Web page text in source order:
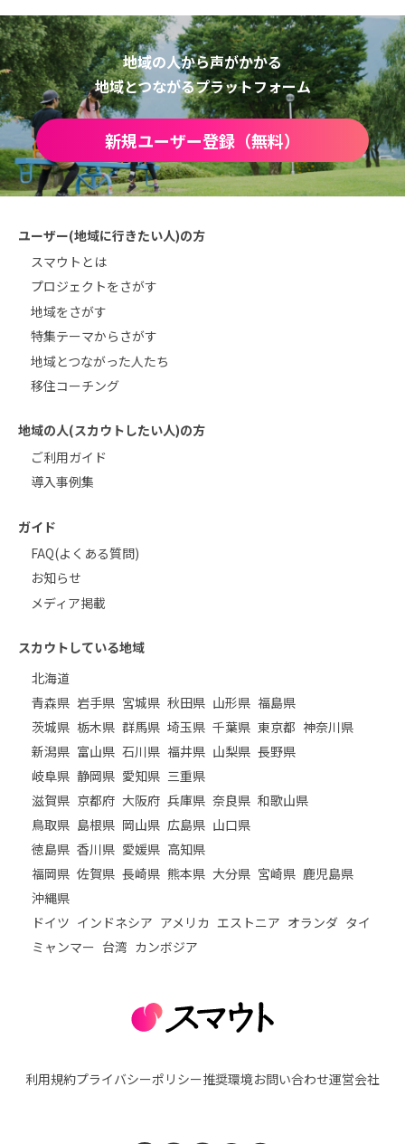
地域の人から声がかかる
地域とつながるプラットフォーム
新規ユーザー登録（無料）
ユーザー(地域に行きたい人)の方
スマウトとは
プロジェクトをさがす
地域をさがす
特集テーマからさがす
地域とつながった人たち
移住コーチング
地域の人(スカウトしたい人)の方
ご利用ガイド
導入事例集
ガイド
FAQ(よくある質問)
お知らせ
メディア掲載
スカウトしている地域
北海道
青森県 岩手県 宮城県 秋田県 山形県 福島県
茨城県 栃木県 群馬県 埼玉県 千葉県 東京都 神奈川県
新潟県 富山県 石川県 福井県 山梨県 長野県
岐阜県 静岡県 愛知県 三重県
滋賀県 京都府 大阪府 兵庫県 奈良県 和歌山県
鳥取県 島根県 岡山県 広島県 山口県
徳島県 香川県 愛媛県 高知県
福岡県 佐賀県 長崎県 熊本県 大分県 宮崎県 鹿児島県
沖縄県
ドイツ インドネシア アメリカ エストニア オランダ タイ
ミャンマー 台湾 カンボジア
利用規約プライバシーポリシー推奨環境お問い合わせ運営会社